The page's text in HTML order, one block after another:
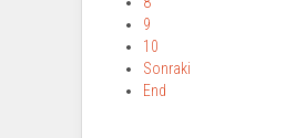
9
10
Sonraki
End